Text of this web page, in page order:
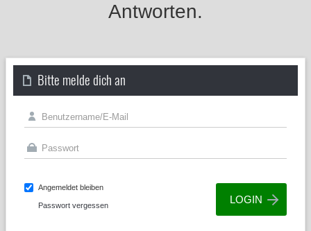
Antworten.
Bitte melde dich an
Angemeldet bleiben
Passwort vergessen